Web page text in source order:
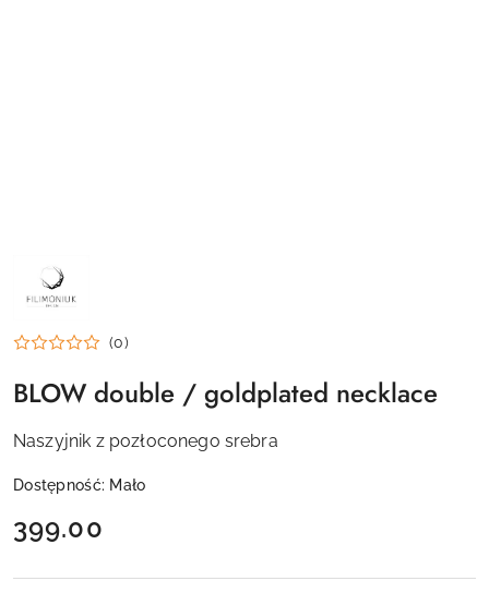
PRODUCENTA:
FILIMONIUK
DESIGN
(0)
BLOW double / goldplated necklace
Naszyjnik z pozłoconego srebra
Dostępność: Mało
cena:
399.00